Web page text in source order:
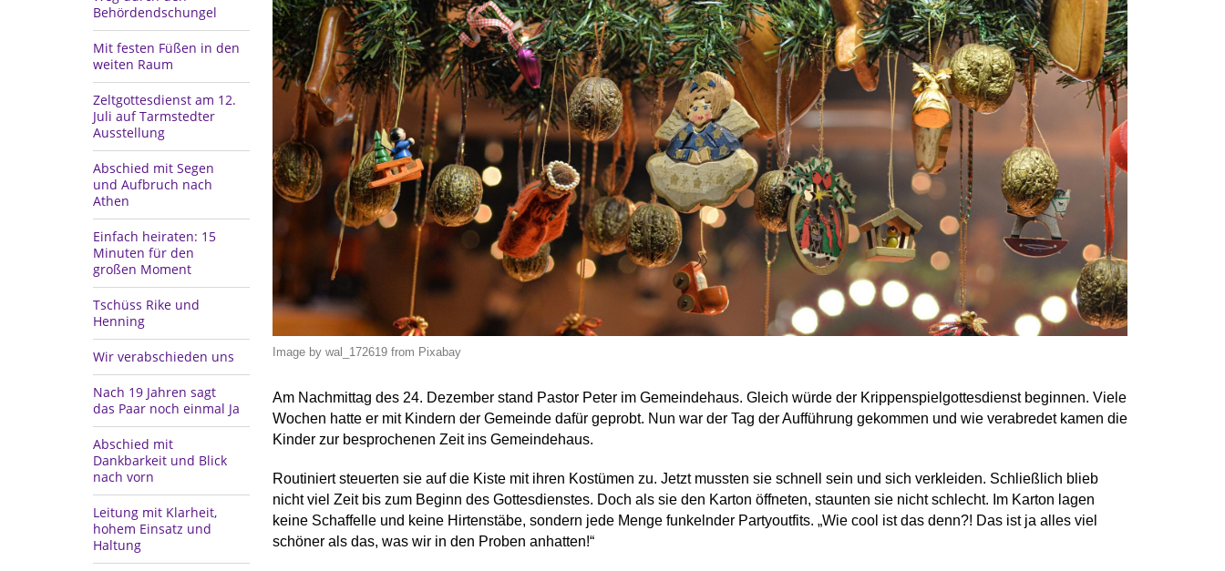
Behördendschungel
Mit festen Füßen in den
weiten Raum
Zeltgottesdienst am 12.
Juli auf Tarmstedter
Ausstellung
Abschied mit Segen
und Aufbruch nach
Athen
Einfach heiraten: 15
Minuten für den
großen Moment
Tschüss Rike und
Henning
Wir verabschieden uns
Nach 19 Jahren sagt
das Paar noch einmal Ja
Abschied mit
Dankbarkeit und Blick
nach vorn
Leitung mit Klarheit,
hohem Einsatz und
Haltung
Image by wal_172619 from Pixabay
Am Nachmittag des 24. Dezember stand Pastor Peter im Gemeindehaus. Gleich würde der Krippenspielgottesdienst beginnen. Viele
Wochen hatte er mit Kindern der Gemeinde dafür geprobt. Nun war der Tag der Aufführung gekommen und wie verabredet kamen die
Kinder zur besprochenen Zeit ins Gemeindehaus.
Routiniert steuerten sie auf die Kiste mit ihren Kostümen zu. Jetzt mussten sie schnell sein und sich verkleiden. Schließlich blieb
nicht viel Zeit bis zum Beginn des Gottesdienstes. Doch als sie den Karton öffneten, staunten sie nicht schlecht. Im Karton lagen
keine Schaffelle und keine Hirtenstäbe, sondern jede Menge funkelnder Partyoutfits. „Wie cool ist das denn?! Das ist ja alles viel
schöner als das, was wir in den Proben anhatten!“